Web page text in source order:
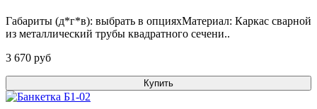
Габариты (д*г*в): выбрать в опцияхМатериал: Каркас сварной
из металлический трубы квадратного сечени..
3 670 pуб
Купить